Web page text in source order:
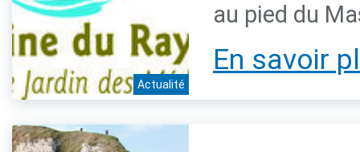
Actualité
au pied du
En savoir